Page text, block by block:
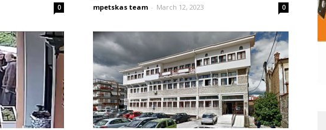
0 mpetskas team - March 12, 2023 0